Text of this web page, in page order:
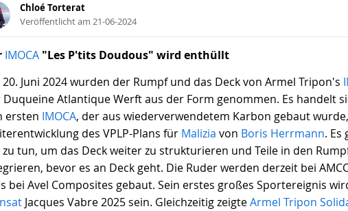
Chloé Torterat
Veröffentlicht am 21-06-2024
IMOCA "Les P'tits Doudous" wird enthüllt
20. Juni 2024 wurden der Rumpf und das Deck von Armel Tripon's
Duqueine Atlantique Werft aus der Form genommen. Es handelt
ersten IMOCA, der aus wiederverwendetem Karbon gebaut
des VPLP-Plans für Malizia von Boris Herrmann. Es
zu tun, um das Deck weiter zu strukturieren und Teile in den
bevor es an Deck geht. Die Ruder werden derzeit bei
bei Avel Composites gebaut. Sein erstes großes Sportereignis
Jacques Vabre 2025 sein. Gleichzeitig zeigteArmel Tripon